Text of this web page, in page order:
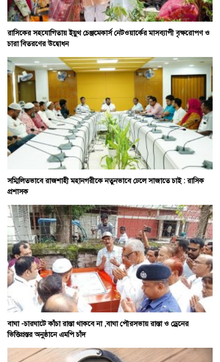
রাসিকের সহযোগিতায় ইয়ুথ চেঞ্জমেকার্স নেটওয়ার্কের মাসব্যাপী বৃক্ষরোপণ ও
চারা বিতরণের উদ্বোধন
সম্মিলিতভাবে রাজশাহী মহানগরীকে নতুনভাবে ঢেলে সাজাতে চাই : রাসিক
প্রশাসক
বাঘা -চারঘাটে কাঁচা রাস্তা থাকবে না ,বাঘা পৌরসভায় রাস্তা ও ড্রেনের
ভিত্তিপ্রস্তর অনুষ্ঠানে এমপি চাঁদ